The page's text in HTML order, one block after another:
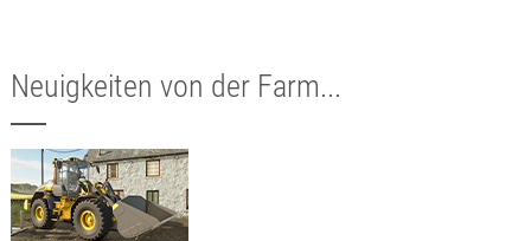
Neuigkeiten von der Farm...